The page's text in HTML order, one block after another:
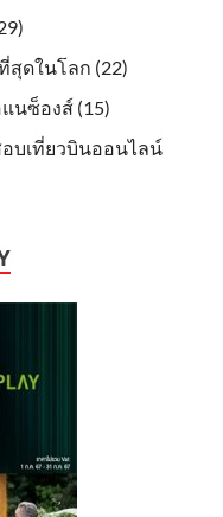
สุดในโลก (22)
นซ็องส์ (15)
อบเที่ยวบินออนไลน์